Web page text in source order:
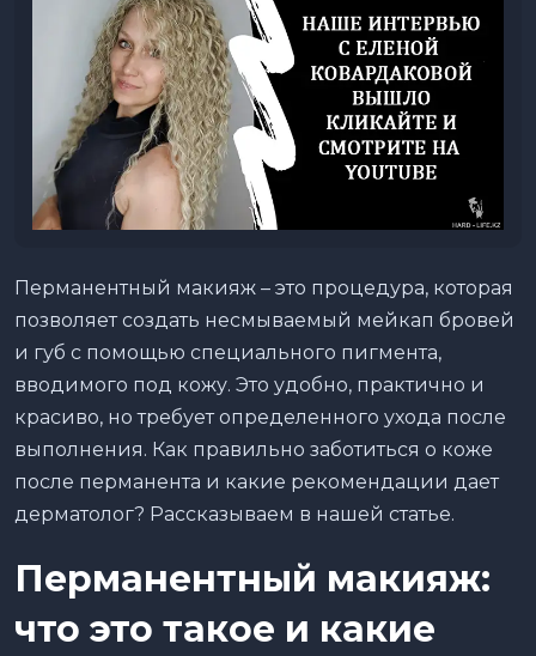
Перманентный макияж – это процедура, которая
позволяет создать несмываемый мейкап бровей
и губ с помощью специального пигмента,
вводимого под кожу. Это удобно, практично и
красиво, но требует определенного ухода после
выполнения. Как правильно заботиться о коже
после перманента и какие рекомендации дает
дерматолог? Рассказываем в нашей статье.
Перманентный макияж:
что это такое и какие